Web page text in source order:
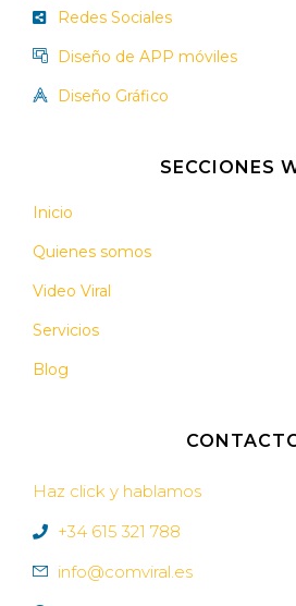
Redes Sociales
Diseño de APP móviles
Diseño Gráfico
SECCIONES
Inicio
Quienes somos
Video Viral
Servicios
Blog
Haz click y hablamos
+34 615 321 788
info@comviral.es